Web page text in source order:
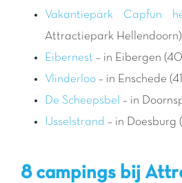
Vakantiepark Capfun
Attractiepark Hellendoorn)
Eibernest – in Eibergen
Vlinderloo – in Enschede
De Scheepsbel – in
IJsselstrand – in Doesburg
8 campings bij